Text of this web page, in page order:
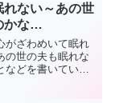
ない～あの世
かな…
がざわめいて眠れ
の世の夫も眠れな
どを書いていま